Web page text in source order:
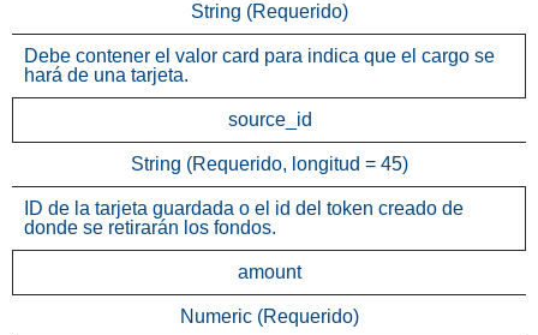
String (Requerido)
Debe contener el valor card para indica que el cargo se
hará de una tarjeta.
source_id
String (Requerido, longitud = 45)
ID de la tarjeta guardada o el id del token creado de
donde se retirarán los fondos.
amount
Numeric (Requerido)